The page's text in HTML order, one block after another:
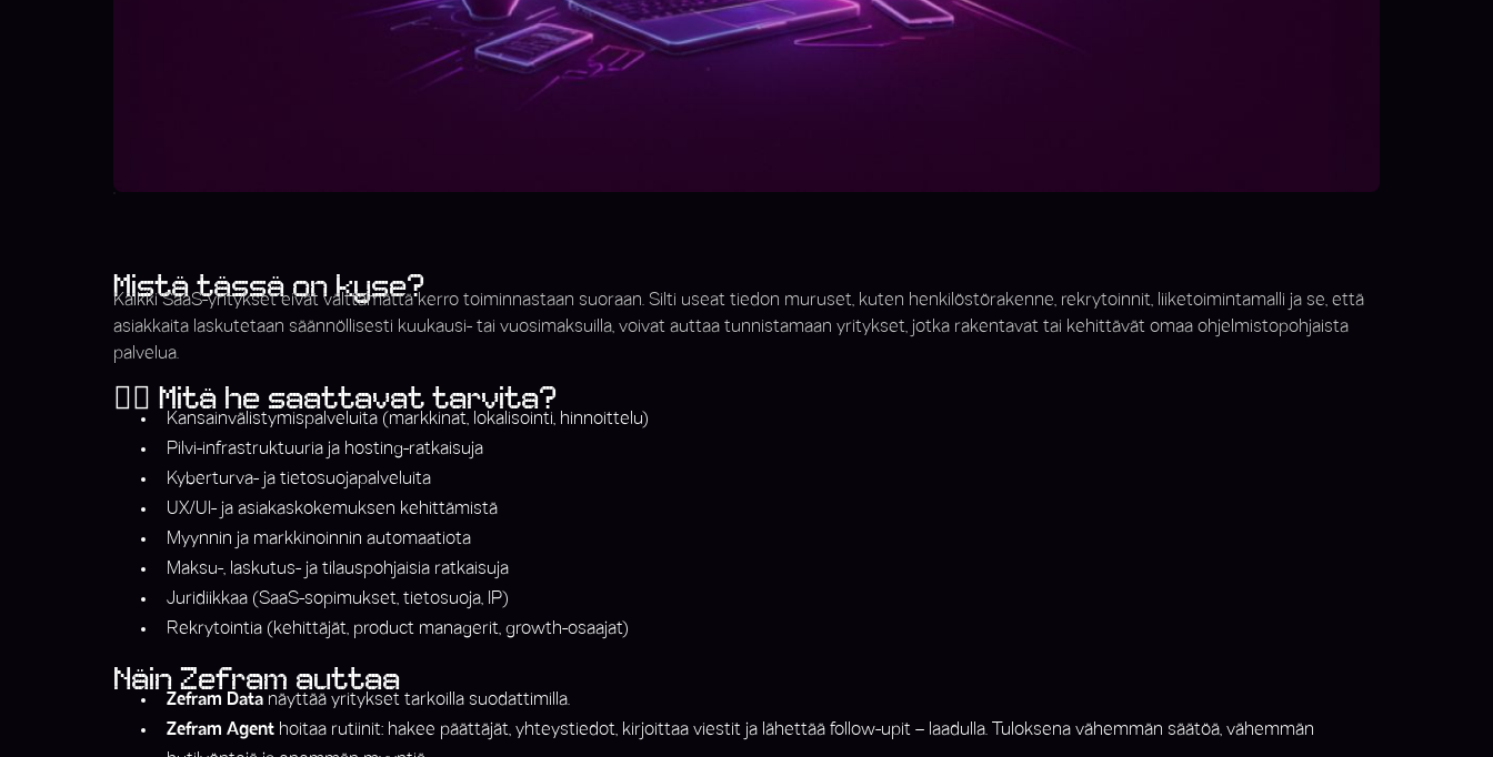
Mistä tässä on kyse?
Kaikki SaaS-yritykset eivät välttämättä kerro toiminnastaan suoraan. Silti useat tiedon muruset, kuten henkilöstörakenne, rekrytoinnit, liiketoimintamalli ja se, että
asiakkaita laskutetaan säännöllisesti kuukausi- tai vuosimaksuilla, voivat auttaa tunnistamaan yritykset, jotka rakentavat tai kehittävät omaa ohjelmistopohjaista
palvelua.
👉🏼 Mitä he saattavat tarvita?
Kansainvälistymispalveluita (markkinat, lokalisointi, hinnoittelu)
Pilvi-infrastruktuuria ja hosting-ratkaisuja
Kyberturva- ja tietosuojapalveluita
UX/UI- ja asiakaskokemuksen kehittämistä
Myynnin ja markkinoinnin automaatiota
Maksu-, laskutus- ja tilauspohjaisia ratkaisuja
Juridiikkaa (SaaS-sopimukset, tietosuoja, IP)
Rekrytointia (kehittäjät, product managerit, growth-osaajat)
Näin Zefram auttaa
Zefram Data näyttää yritykset tarkoilla suodattimilla.
Zefram Agent hoitaa rutiinit: hakee päättäjät, yhteystiedot, kirjoittaa viestit ja lähettää follow-upit – laadulla. Tuloksena vähemmän säätöä, vähemmän